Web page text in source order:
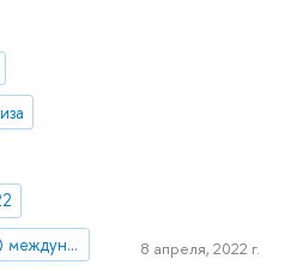
XXIII Ясинская (Апрельская) международная научная конференция по проблемам развития экономики и общества
8 апреля, 2022 г.